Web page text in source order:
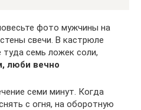
фото мужчины на
свечи. В кастрюле
туда семь ложек соли,
люби вечно
семи минут. Когда
с огня, на оборотную